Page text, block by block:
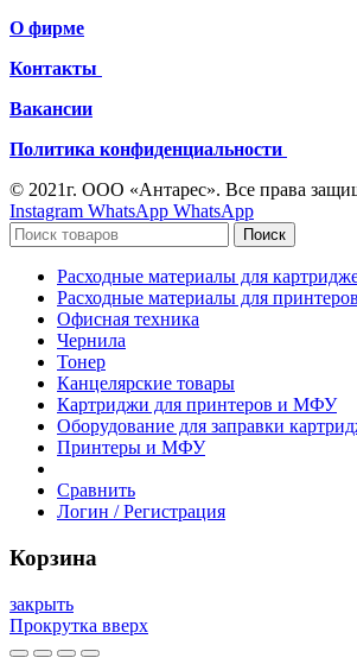
О фирме
Контакты
Вакансии
Политика конфиденциальности
© 2021г. ООО «Антарес». Все права
Instagram WhatsApp WhatsApp
Поиск
Расходные материалы для
Расходные материалы для принтеров
Офисная техника
Чернила
Тонер
Канцелярские товары
Картриджи для принтеров и МФУ
Оборудование для заправки
Принтеры и МФУ
Сравнить
Логин / Регистрация
Корзина
закрыть
Прокрутка вверх